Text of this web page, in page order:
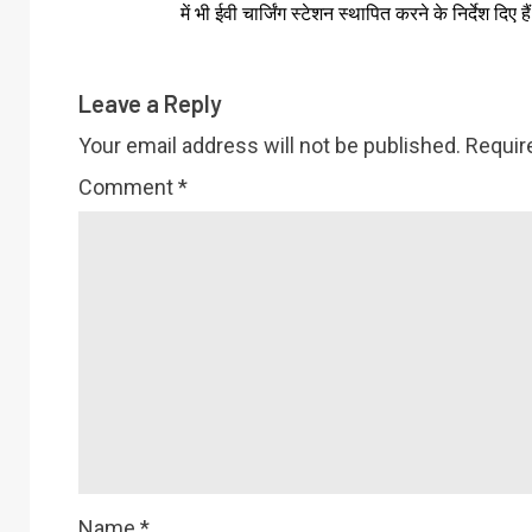
में भी ईवी चार्जिंग स्टेशन स्थापित करने के निर्देश दिए
Leave a Reply
Your email address will not be published.
Comment*